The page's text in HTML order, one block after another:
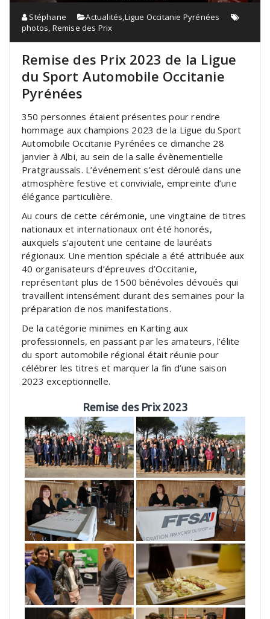
Stéphane Actualités,Ligue Occitanie Pyrénées
photos, Remise des Prix
Remise des Prix 2023 de la Ligue
du Sport Automobile Occitanie
Pyrénées
350 personnes étaient présentes pour rendre
hommage aux champions 2023 de la Ligue du Sport
Automobile Occitanie Pyrénées ce dimanche 28
janvier à Albi, au sein de la salle évènementielle
Pratgraussals. L’événement s’est déroulé dans une
atmosphère festive et conviviale, empreinte d’une
élégance particulière.
Au cours de cette cérémonie, une vingtaine de titres
nationaux et internationaux ont été honorés,
auxquels s’ajoutent une centaine de lauréats
régionaux. Une mention spéciale a été attribuée aux
40 organisateurs d’épreuves d’Occitanie,
représentant plus de 1500 bénévoles dévoués qui
travaillent intensément durant des semaines pour la
préparation de nos manifestations.
De la catégorie minimes en Karting aux
professionnels, en passant par les amateurs, l’élite
du sport automobile régional était réunie pour
célébrer les titres et marquer la fin d’une saison
2023 exceptionnelle.
Remise des Prix 2023